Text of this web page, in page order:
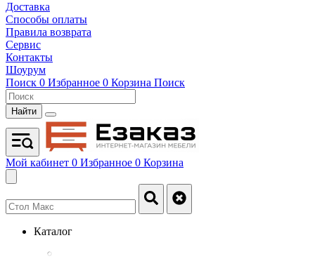
Доставка
Способы оплаты
Правила возврата
Сервис
Контакты
Шоурум
Поиск 0 Избранное 0 Корзина Поиск
Найти
Мой кабинет 0 Избранное 0 Корзина
Каталог